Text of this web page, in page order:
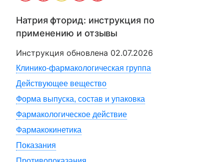
Натрия фторид: инструкция по
применению и отзывы
Инструкция обновлена 02.07.2026
Клинико-фармакологическая группа
Действующее вещество
Форма выпуска, состав и упаковка
Фармакологическое действие
Фармакокинетика
Показания